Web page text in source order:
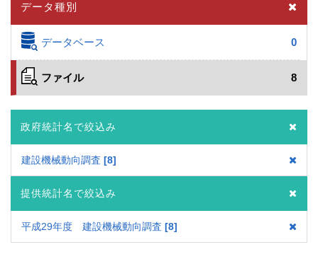
データ種別
データベース 0
ファイル 8
政府統計名で絞込み
建設機械動向調査 8
提供統計名で絞込み
平成29年度 建設機械動向調査 8